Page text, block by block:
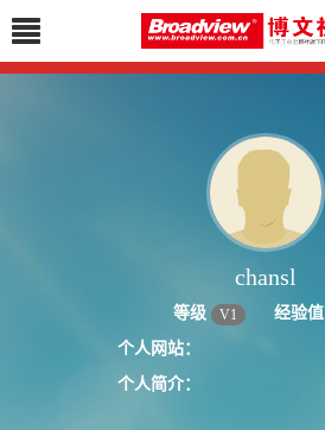
chansl
等级 V1 经验值
个人网站：
个人简介：